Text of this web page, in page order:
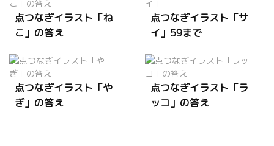
点つなぎイラスト「ね
こ」の答え
点つなぎイラスト「サ
イ」59まで
点つなぎイラスト「や
ぎ」の答え
点つなぎイラスト「ラ
ッコ」の答え